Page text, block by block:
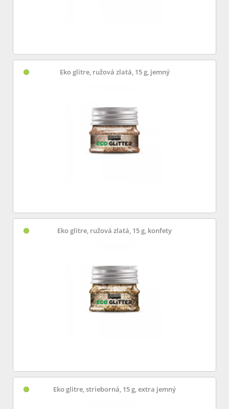
Eko glitre, ružová zlatá, 15 g, jemný
Eko glitre, ružová zlatá, 15 g, konfety
Eko glitre, strieborná, 15 g, extra jemný